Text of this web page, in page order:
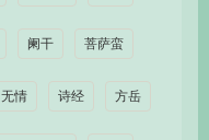
阑干 菩萨蛮
无情 诗经 方岳